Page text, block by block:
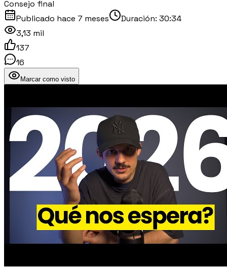
Consejo final
Publicado hace 7 meses Duración: 30:34
3,13 mil
137
16
Marcar como visto